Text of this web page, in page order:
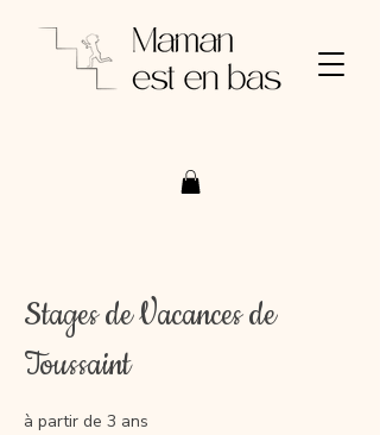
Stages de Vacances de
Toussaint
à partir de 3 ans